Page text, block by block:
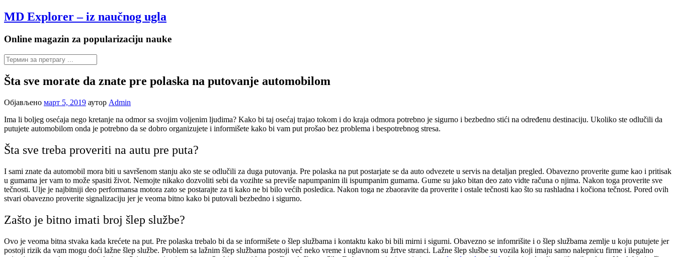
Настави
на
MD Explorer – iz naučnog ugla
Online magazin za popularizaciju nauke
Šta sve morate da znate pre polaska na putovanje automobilom
Објављено март 5, 2019 аутор Admin
Ima li boljeg osećaja nego kretanje na odmor sa svojim voljenim ljudima? Kako bi taj osećaj trajao tokom i do kraja odmora potrebno je sigurno i bezbedno stići na određenu destinaciju. Ukoliko ste odlučili da
putujete automobilom onda je potrebno da se dobro organizujete i informišete kako bi vam put prošao bez problema i bespotrebnog stresa.
Šta sve treba proveriti na autu pre puta?
I sami znate da automobil mora biti u savršenom stanju ako ste se odlučili za duga putovanja. Pre polaska na put postarjate se da auto odvezete u servis na detaljan pregled. Obavezno proverite gume kao i pritisak
u gumama jer vam to može spasiti život. Nemojte nikako dozvoliti sebi da vozihte sa previše napumpanim ili ispumpanim gumama. Gume su jako bitan deo zato vidte računa o njima. Nakon toga proverite sve
tečnosti. Ulje je najbitniji deo performansa motora zato se postarajte za ti kako ne bi bilo većih posledica. Nakon toga ne zbaoravite da proverite i ostale tečnosti kao što su rashladna i kočiona tečnost. Pored ovih
stvari obavezno proverite signalizaciju jer je veoma bitno kako bi putovali bezbedno i sigurno.
Zašto je bitno imati broj šlep službe?
Ovo je veoma bitna stvaka kada krećete na put. Pre polaska trebalo bi da se informišete o šlep službama i kontaktu kako bi bili mirni i sigurni. Obavezno se infomrišite i o šlep službama zemlje u koju putujete jer
postoji rizik da vam mogu doći lažne šlep službe. Problem sa lažnim šlep službama postoji već neko vreme i uglavnom su žrtve stranci. Lažne šlep slušbe su vozila koji imaju samo nalepnicu firme i ilegalno